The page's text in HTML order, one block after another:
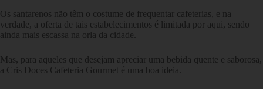
Os santarenos não têm o costume de frequentar cafeterias, e na
verdade, a oferta de tais estabelecimentos é limitada por aqui, sendo
ainda mais escassa na orla da cidade.
Mas, para aqueles que desejam apreciar uma bebida quente e saborosa,
a Cris Doces Cafeteria Gourmet é uma boa ideia.